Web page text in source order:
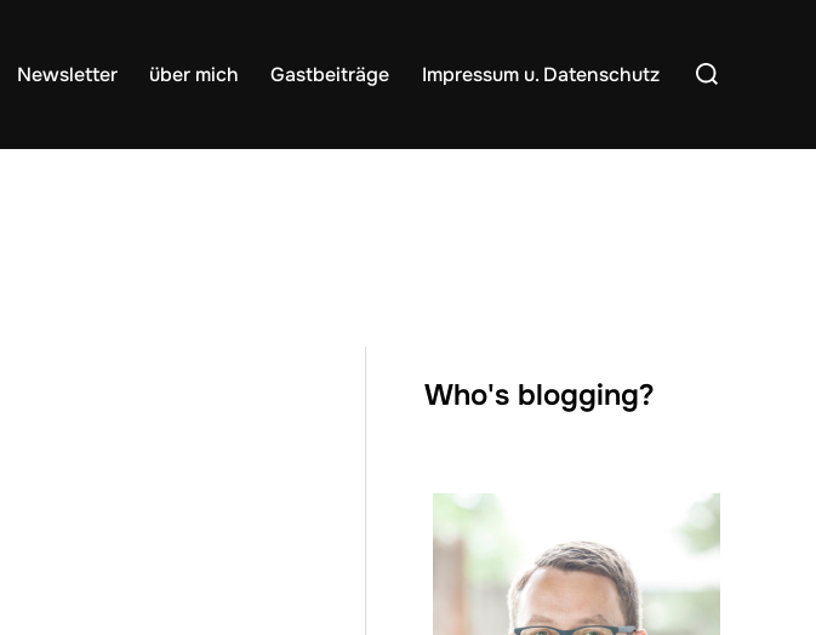
Newsletter über mich Gastbeiträge Impressum u. Datenschutz
Suchen
nach:
Who's blogging?